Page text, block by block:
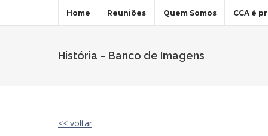
Home Reuniões Quem Somos CCA é
História – Banco de Imagens
<< voltar